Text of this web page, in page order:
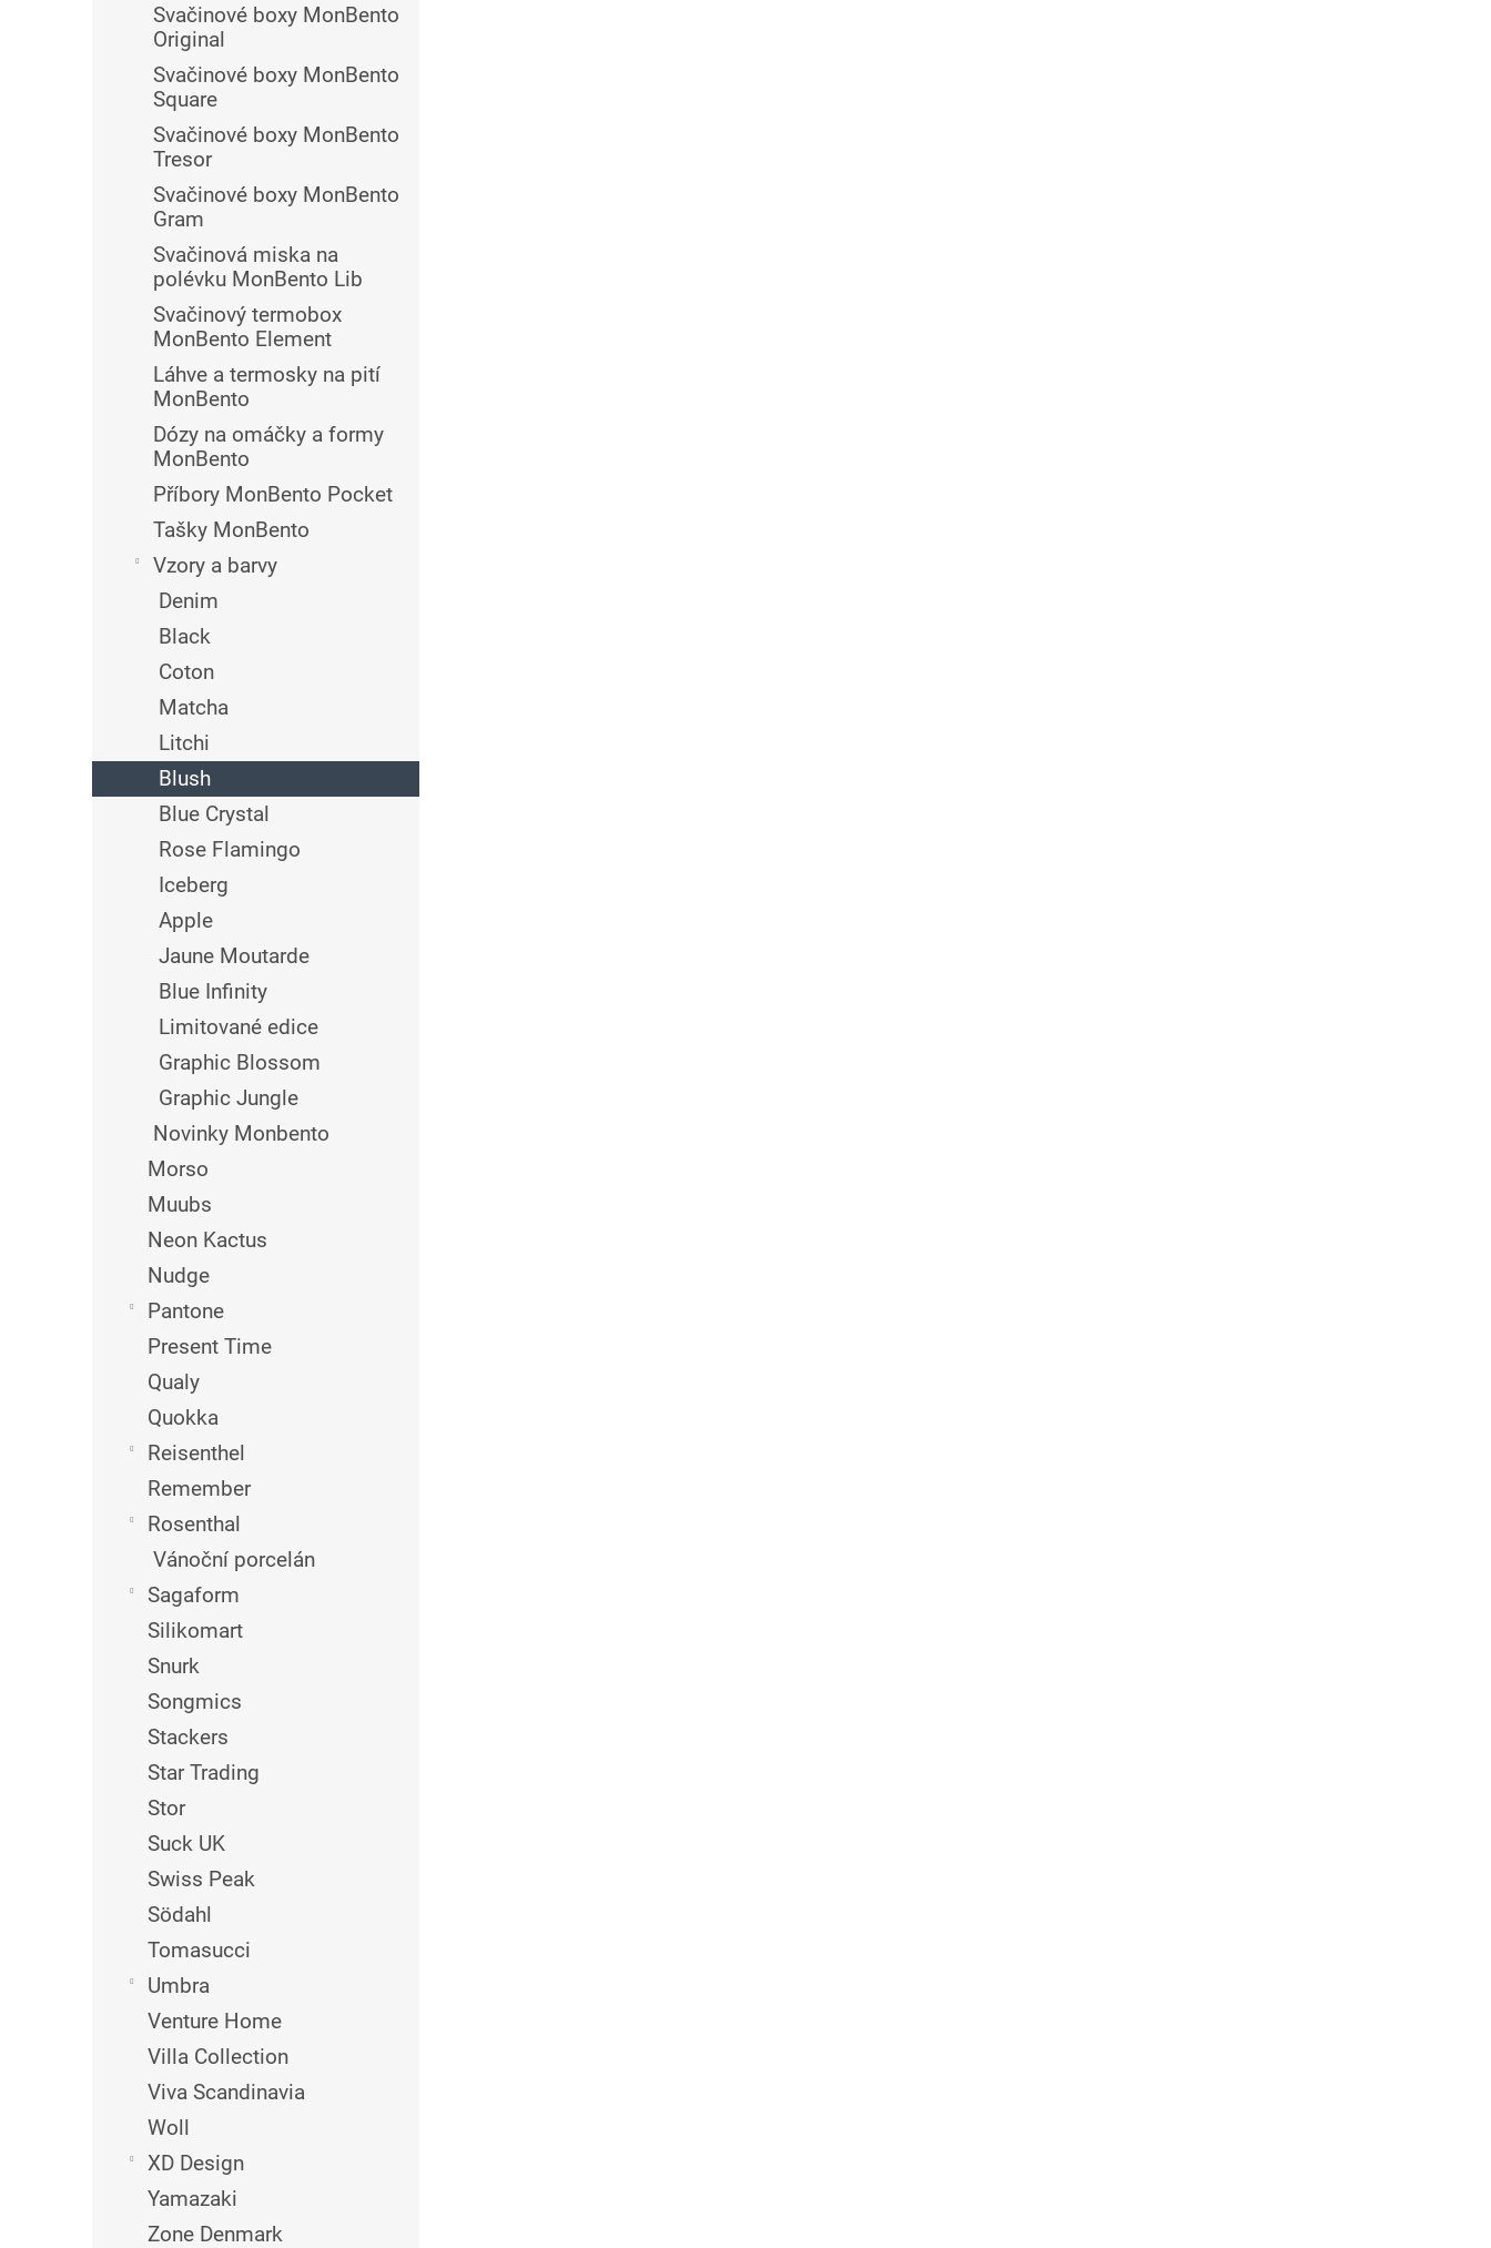
Svačinové boxy MonBento
Original
Svačinové boxy MonBento
Square
Svačinové boxy MonBento
Tresor
Svačinové boxy MonBento
Gram
Svačinová miska na
polévku MonBento Lib
Svačinový termobox
MonBento Element
Láhve a termosky na pití
MonBento
Dózy na omáčky a formy
MonBento
Příbory MonBento Pocket
Tašky MonBento
Vzory a barvy
Denim
Black
Coton
Matcha
Litchi
Blush
Blue Crystal
Rose Flamingo
Iceberg
Apple
Jaune Moutarde
Blue Infinity
Limitované edice
Graphic Blossom
Graphic Jungle
Novinky Monbento
Morso
Muubs
Neon Kactus
Nudge
Pantone
Present Time
Qualy
Quokka
Reisenthel
Remember
Rosenthal
Vánoční porcelán
Sagaform
Silikomart
Snurk
Songmics
Stackers
Star Trading
Stor
Suck UK
Swiss Peak
Södahl
Tomasucci
Umbra
Venture Home
Villa Collection
Viva Scandinavia
Woll
XD Design
Yamazaki
Zone Denmark